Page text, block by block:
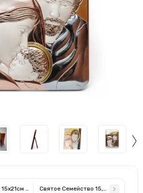
прямоугольной формы с эмалью
Святое Семейство 15,5х12см в